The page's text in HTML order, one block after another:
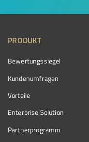
PRODUKT
Bewertungssiegel
Kundenumfragen
Vorteile
Enterprise Solution
Partnerprogramm